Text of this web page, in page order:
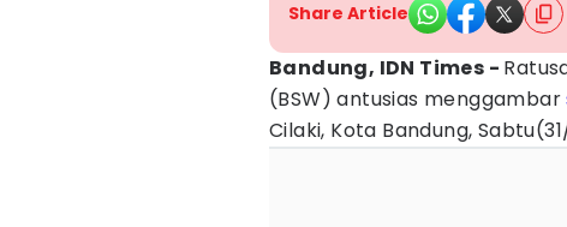
Share Article
Bandung, IDN Times -
(BSW) antusias menggambar
Cilaki, Kota Bandung,